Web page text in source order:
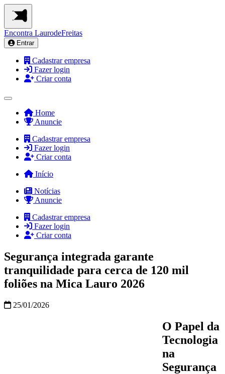
Encontra LaurodeFreitas
Entrar
Cadastrar empresa
Fazer login
Criar conta
Home
Anuncie
Cadastrar empresa
Fazer login
Criar conta
Início
Notícias
Anuncie
Cadastrar empresa
Fazer login
Criar conta
Segurança integrada garante
tranquilidade para cerca de 120 mil
foliões na Mica Lauro 2026
25/01/2026
O Papel da
Tecnologia
na
Segurança